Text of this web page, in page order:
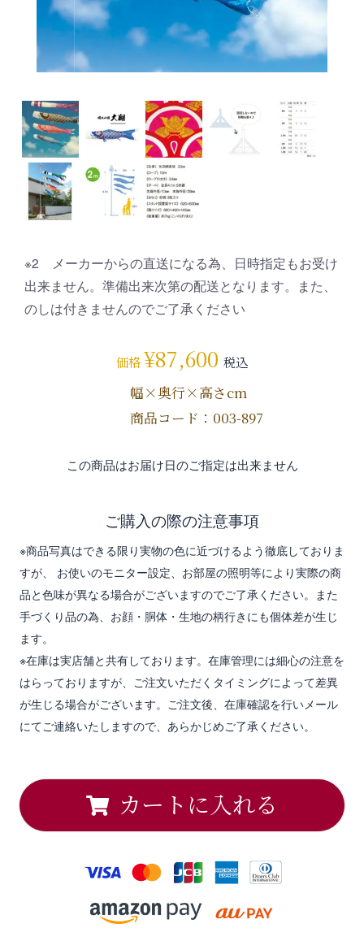
※2 メーカーからの直送になる為、日時指定もお受け
出来ません。準備出来次第の配送となります。また、
のしは付きませんのでご了承ください
価格¥87,600 税込
幅×奥行×高さcm
商品コード：003-897
この商品はお届け日のご指定は出来ません
ご購入の際の注意事項
※商品写真はできる限り実物の色に近づけるよう徹底しておりま
すが、 お使いのモニター設定、お部屋の照明等により実際の商
品と色味が異なる場合がございますのでご了承ください。また
手づくり品の為、お顔・胴体・生地の柄行きにも個体差が生じ
ます。
※在庫は実店舗と共有しております。在庫管理には細心の注意を
はらっておりますが、ご注文いただくタイミングによって差異
が生じる場合がございます。ご注文後、在庫確認を行いメール
にてご連絡いたしますので、あらかじめご了承ください。
カートに入れる